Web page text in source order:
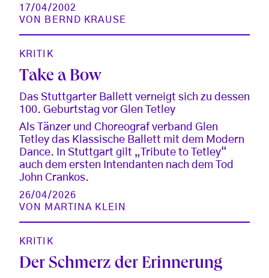
17/04/2002
VON
BERND KRAUSE
KRITIK
Take a Bow
Das Stuttgarter Ballett verneigt sich zu dessen
100. Geburtstag vor Glen Tetley
Als Tänzer und Choreograf verband Glen
Tetley das Klassische Ballett mit dem Modern
Dance. In Stuttgart gilt „Tribute to Tetley“
auch dem ersten Intendanten nach dem Tod
John Crankos.
26/04/2026
VON MARTINA KLEIN
KRITIK
Der Schmerz der Erinnerung